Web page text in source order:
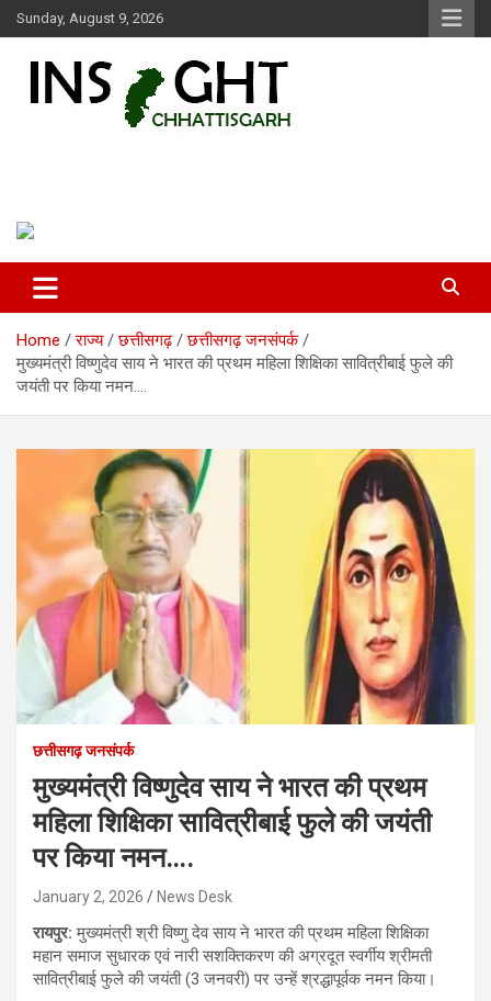
Skip
to
Sunday, August 9, 2026
Home राज्य छत्तीसगढ़
छत्तीसगढ़ जनसंपर्क
मुख्यमंत्री विष्णुदेव साय ने भारत की प्रथम महिला शिक्षिका सावित्रीबाई फुले की
जयंती पर किया नमन….
छत्तीसगढ़ जनसंपर्क
मुख्यमंत्री विष्णुदेव साय ने भारत की प्रथम
महिला शिक्षिका सावित्रीबाई फुले की जयंती
पर किया नमन….
January 2, 2026 News Desk
रायपुर:मुख्यमंत्री श्री विष्णु देव साय ने भारत की प्रथम महिला शिक्षिका
महान समाज सुधारक एवं नारी सशक्तिकरण की अग्रदूत स्वर्गीय श्रीमती
सावित्रीबाई फुले की जयंती (3 जनवरी) पर उन्हें श्रद्धापूर्वक नमन किया।